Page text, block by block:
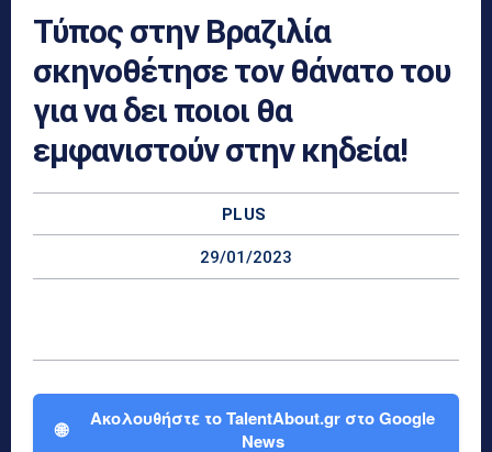
Τύπος στην Βραζιλία
σκηνοθέτησε τον θάνατο του
για να δει ποιοι θα
εμφανιστούν στην κηδεία!
PLUS
29/01/2023
🌐
Ακολουθήστε το TalentAbout.gr στο Google
News